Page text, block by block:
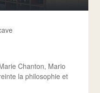
Chanton, Mario
la philosophie et